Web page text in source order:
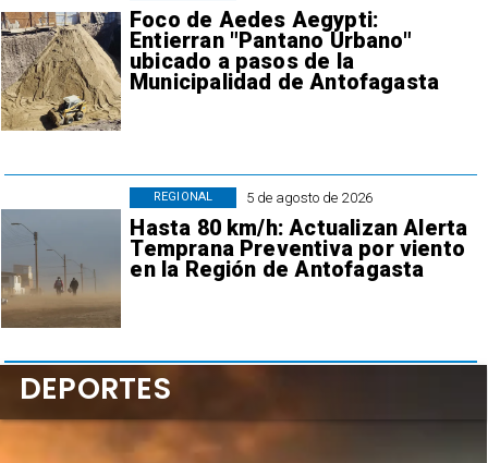
Foco de Aedes Aegypti:
Entierran "Pantano Urbano"
ubicado a pasos de la
Municipalidad de Antofagasta
5 de agosto de 2026
Hasta 80 km/h: Actualizan Alerta
Temprana Preventiva por viento
en la Región de Antofagasta
REGIONAL
DEPORTES